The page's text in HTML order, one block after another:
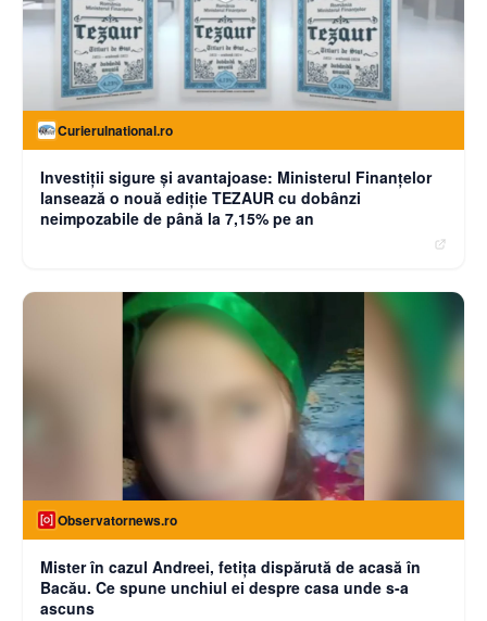
Curierulnational.ro
Investiții sigure și avantajoase: Ministerul Finanțelor
lansează o nouă ediție TEZAUR cu dobânzi
neimpozabile de până la 7,15% pe an
Observatornews.ro
Mister în cazul Andreei, fetiţa dispărută de acasă în
Bacău. Ce spune unchiul ei despre casa unde s-a
ascuns